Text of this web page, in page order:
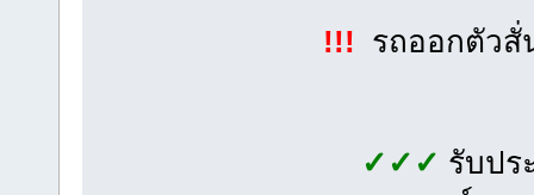
!!! รถออกตัวสั่
✓✓✓ รับปร